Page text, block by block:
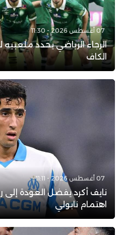
07 أغسطس 2026 - 11:30
الرجاء الرياضي يحدد
الكاف
07 أغسطس 2026 - 11:11
نايف أكرد يفضل العودة إلى
اهتمام نابولي